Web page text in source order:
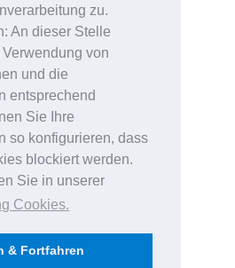
zu.
An dieser Stelle
von
und die
entsprechend
Sie Ihre
so konfigurieren, dass
blockiert werden.
Sie in unserer
Cookies.
& Fortfahren